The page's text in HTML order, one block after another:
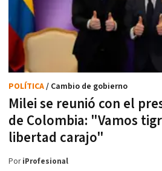
Milei se reunió con el
de Colombia: "Vamos
libertad carajo"
POLÍTICA/ Cambio de gobierno
PoriProfesional